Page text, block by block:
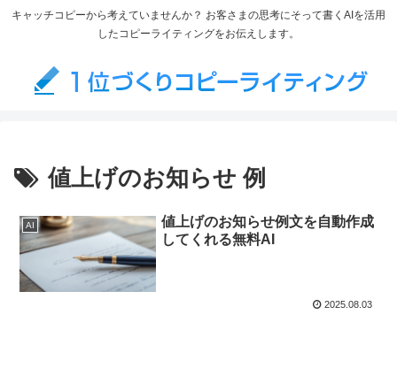
キャッチコピーから考えていませんか？ お客さまの思考にそって書くAIを活用
したコピーライティングをお伝えします。
値上げのお知らせ 例
AI
値上げのお知らせ例文を自動作成
してくれる無料AI
2025.08.03